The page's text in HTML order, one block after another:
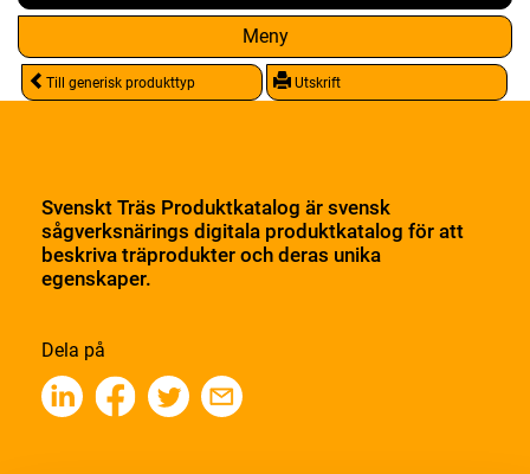
Meny
Till generisk produkttyp Utskrift
Svenskt Träs Produktkatalog är svensk
sågverksnärings digitala produktkatalog för att
beskriva träprodukter och deras unika
egenskaper.
Dela på